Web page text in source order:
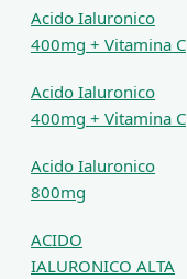
Acido Ialuronico
400mg + Vitamina C
Acido Ialuronico
400mg + Vitamina C
Acido Ialuronico
800mg
ACIDO
IALURONICO ALTA